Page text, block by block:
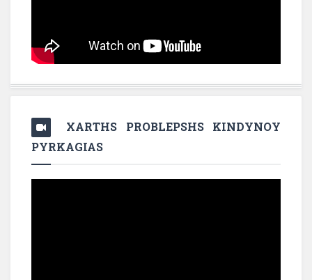
XARTHS PROBLEPSHS KINDYNOY
PYRKAGIAS